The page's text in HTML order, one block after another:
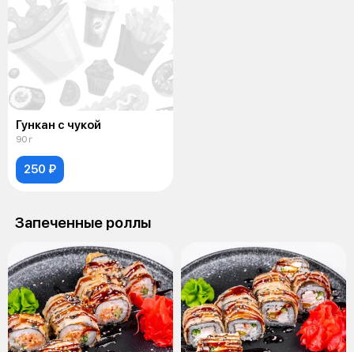
Гункан с чукой
90 г
250 ₽
Запеченные роллы